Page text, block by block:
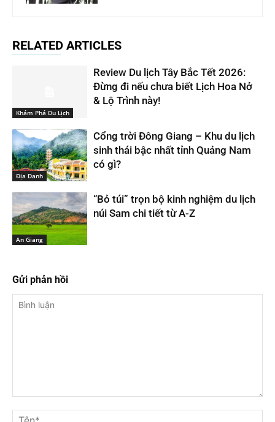
RELATED ARTICLES
Khám Phá Du Lịch
Review Du lịch Tây Bắc Tết 2026:
Đừng đi nếu chưa biết Lịch Hoa Nở
& Lộ Trình này!
Địa Danh
Cổng trời Đông Giang – Khu du lịch
sinh thái bậc nhất tỉnh Quảng Nam
có gì?
An Giang
“Bỏ túi” trọn bộ kinh nghiệm du lịch
núi Sam chi tiết từ A-Z
Gửi phản hồi
luận